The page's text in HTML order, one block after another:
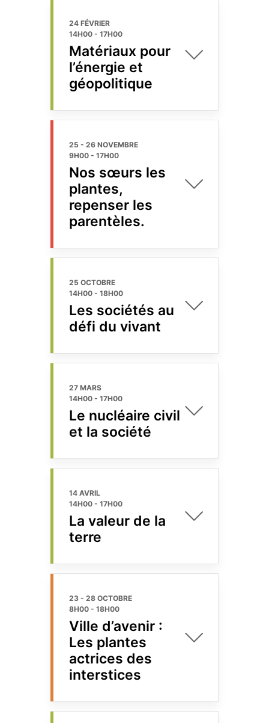
24 FÉVRIER
14H00 - 17H00
Matériaux pour
l’énergie et
géopolitique
25 - 26 NOVEMBRE
9H00 - 17H00
Nos sœurs les
plantes,
repenser les
parentèles.
25 OCTOBRE
14H00 - 18H00
Les sociétés au
défi du vivant
27 MARS
14H00 - 17H00
Le nucléaire civil
et la société
14 AVRIL
14H00 - 17H00
La valeur de la
terre
23 - 28 OCTOBRE
8H00 - 18H00
Ville d’avenir :
Les plantes
actrices des
interstices